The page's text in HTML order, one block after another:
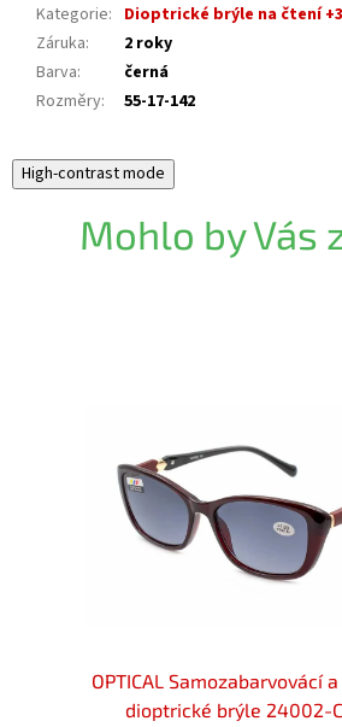
Kategorie: Dioptrické brýle na čtení
Záruka:
2 roky
Barva:
černá
Rozměry: 55-17-142
High-contrast mode
Mohlo by Vás
OPTICAL Samozabarvovácí
dioptrické brýle 24002-